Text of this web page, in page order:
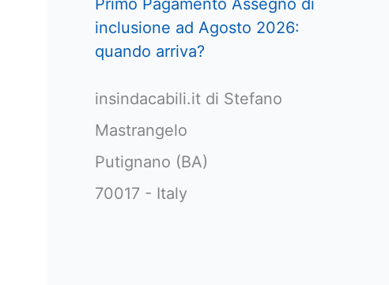
Primo Pagamento Assegno di
inclusione ad Agosto 2026:
quando arriva?
insindacabili.it di Stefano
Mastrangelo
Putignano (BA)
70017 - Italy